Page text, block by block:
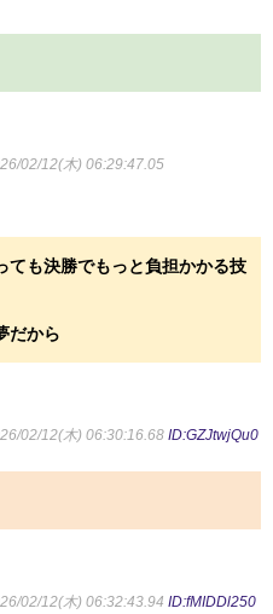
02/12(木) 06:29:47.05
ても決勝でもっと負担かかる技
だから
02/12(木) 06:30:16.68 ID:GZJtwjQu0
02/12(木) 06:32:43.94 ID:fMIDDl250